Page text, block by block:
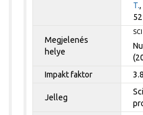
T.
Megjelenés
helye
SCI
Impakt faktor
Jelleg